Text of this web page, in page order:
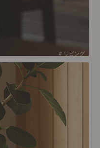
# リビング